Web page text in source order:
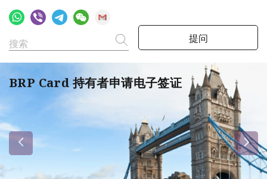
提问
BRP Card 持有者申请电子签证